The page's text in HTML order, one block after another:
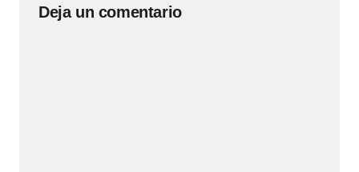
Deja un comentario